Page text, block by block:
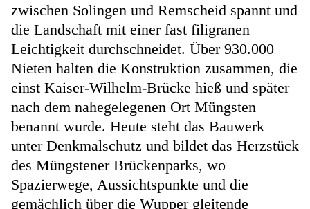
zwischen Solingen und Remscheid spannt und
die Landschaft mit einer fast filigranen
Leichtigkeit durchschneidet. Über 930.000
Nieten halten die Konstruktion zusammen, die
einst Kaiser-Wilhelm-Brücke hieß und später
nach dem nahegelegenen Ort Müngsten
benannt wurde. Heute steht das Bauwerk
unter Denkmalschutz und bildet das Herzstück
des Müngstener Brückenparks, wo
Spazierwege, Aussichtspunkte und die
gemächlich über die Wupper gleitende